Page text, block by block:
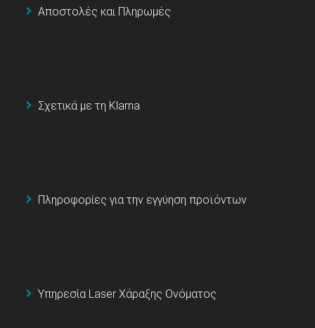
Αποστολές και Πληρωμές
Σχετικά με τη Klarna
Πληροφορίες για την εγγύηση προϊόντων
Υπηρεσία Laser Χάραξης Ονόματος